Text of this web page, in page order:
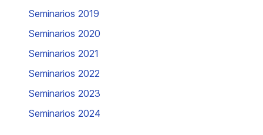
Seminarios 2019
Seminarios 2020
Seminarios 2021
Seminarios 2022
Seminarios 2023
Seminarios 2024